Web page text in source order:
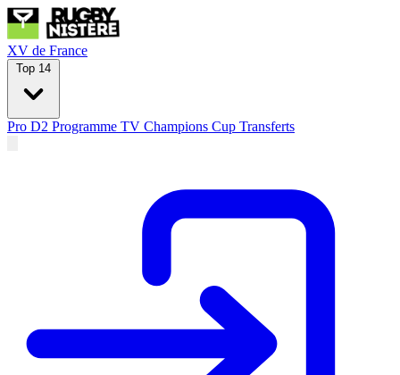
XV de France
Top 14
Pro D2 Programme TV Champions Cup Transferts